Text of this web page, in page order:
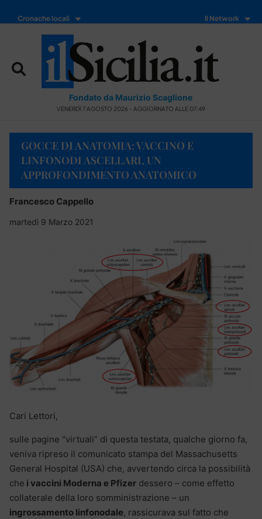
Cronache locali Il Network
Fondato da Maurizio Scaglione
VENERDÌ 7 AGOSTO 2026 - AGGIORNATO ALLE 07:49
GOCCE DI ANATOMIA: VACCINO E
LINFONODI ASCELLARI, UN
APPROFONDIMENTO ANATOMICO
Francesco Cappello
martedì 9 Marzo 2021
Cari Lettori,
sulle pagine “virtuali” di questa testata, qualche giorno fa,
veniva ripreso il comunicato stampa del Massachusetts
General Hospital (USA) che, avvertendo circa la possibilità
che i vaccini Moderna e Pfizer dessero – come effetto
collaterale della loro somministrazione – un
ingrossamento linfonodale, rassicurava sul fatto che